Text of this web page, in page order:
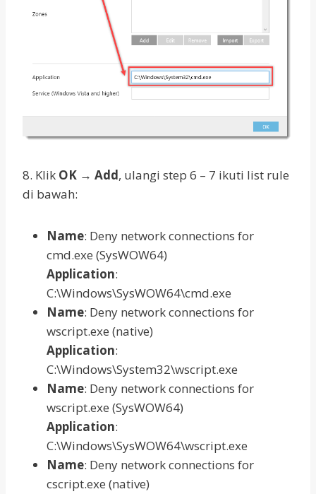
8. Klik OK → Add, ulangi step 6 – 7 ikuti list rule
di bawah:
Name: Deny network connections for
cmd.exe (SysWOW64)
Application:
C:\Windows\SysWOW64\cmd.exe
Name: Deny network connections for
wscript.exe (native)
Application:
C:\Windows\System32\wscript.exe
Name: Deny network connections for
wscript.exe (SysWOW64)
Application:
C:\Windows\SysWOW64\wscript.exe
Name: Deny network connections for
cscript.exe (native)